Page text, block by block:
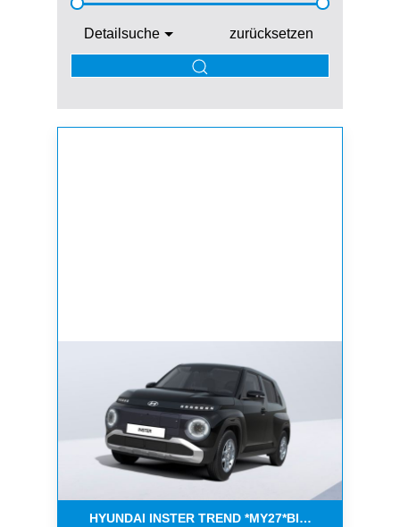
Detailsuche zurücksetzen
HYUNDAI INSTER TREND *MY27*BIS ZU 6000€